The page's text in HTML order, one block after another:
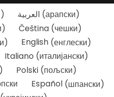
) العربية (арапски)
) Čeština(чешки)
) English(енглески)
Italiano (италијански)
) Polski (пољски)
Español(шпански)